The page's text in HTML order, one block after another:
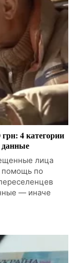
4 категории
данные
лица
помощь по
— иначе